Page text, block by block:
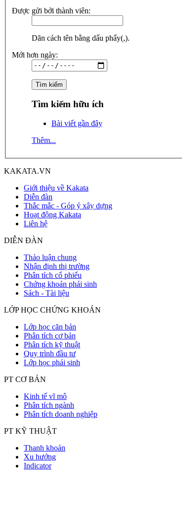
Được gửi bởi thành viên:
Dãn cách tên bằng dấu phẩy(,).
Mới hơn ngày:
Tìm kiếm hữu ích
Bài viết gần đây
Thêm...
KAKATA.VN
Giới thiệu về Kakata
Diễn đàn
Thắc mắc - Góp ý xây dựng
Hoạt động Kakata
Liên hệ
DIỄN ĐÀN
Thảo luận chung
Nhận định thị trường
Phân tích cổ phiếu
Chứng khoán phái sinh
Sách - Tài liệu
LỚP HỌC CHỨNG KHOÁN
Lớp học căn bản
Phân tích cơ bản
Phân tích kỹ thuật
Quy trình đầu tư
Lớp học phái sinh
PT CƠ BẢN
Kinh tế vĩ mô
Phân tích ngành
Phân tích doanh nghiệp
PT KỸ THUẬT
Thanh khoản
Xu hướng
Indicator